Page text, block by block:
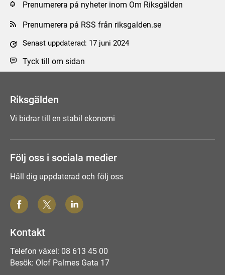
Prenumerera på nyheter inom Om Riksgälden
Prenumerera på RSS från riksgalden.se
Senast uppdaterad: 17 juni 2024
Tyck till om sidan
Riksgälden
Vi bidrar till en stabil ekonomi
Följ oss i sociala medier
Håll dig uppdaterad och följ oss
Kontakt
Telefon växel: 08 613 45 00
Besök: Olof Palmes Gata 17